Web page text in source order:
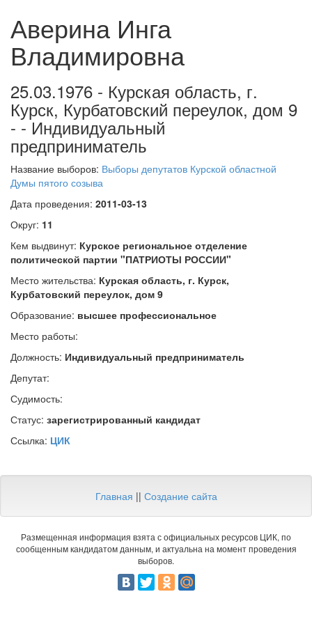
Аверина Инга
Владимировна
25.03.1976 - Курская область, г.
Курск, Курбатовский переулок, дом 9
- - Индивидуальный
предприниматель
Название выборов: Выборы депутатов Курской областной
Думы пятого созыва
Дата проведения: 2011-03-13
Округ: 11
Кем выдвинут: Курское региональное отделение
политической партии "ПАТРИОТЫ РОССИИ"
Место жительства: Курская область, г. Курск,
Курбатовский переулок, дом 9
Образование: высшее профессиональное
Место работы:
Должность: Индивидуальный предприниматель
Депутат:
Судимость:
Статус: зарегистрированный кандидат
Ссылка: ЦИК
Главная || Создание сайта
Размещенная информация взята с официальных ресурсов ЦИК, по
сообщенным кандидатом данным, и актуальна на момент проведения
выборов.